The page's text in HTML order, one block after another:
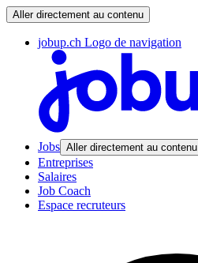
Aller directement au contenu
jobup.ch Logo de navigation
Jobs Aller directement au contenu
Entreprises
Salaires
Job Coach
Espace recruteurs